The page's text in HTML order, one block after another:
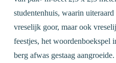
studentenhuis, waarin
vreselijk goor, maar ook
feestjes, het woordenboekspel
berg afwas gestaag